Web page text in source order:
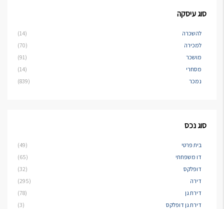
סוג עיסקה
להשכרה
(14)
למכירה
(70)
מושכר
(91)
מסחרי
(14)
נמכר
(839)
סוג נכס
בית פרטי
(49)
דו משפחתי
(65)
דופלקס
(32)
דירה
(295)
דירת גן
(78)
דירת גן דופלקס
(3)